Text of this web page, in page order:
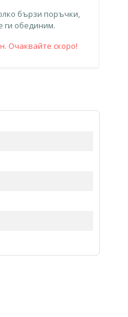
бързи поръчки,
ги обединим.
Очаквайте скоро!